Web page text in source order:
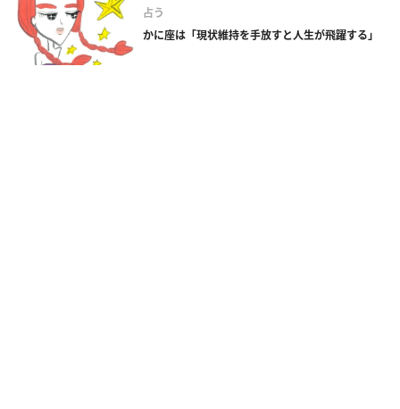
占う
かに座は「現状維持を手放すと人生が飛躍する」